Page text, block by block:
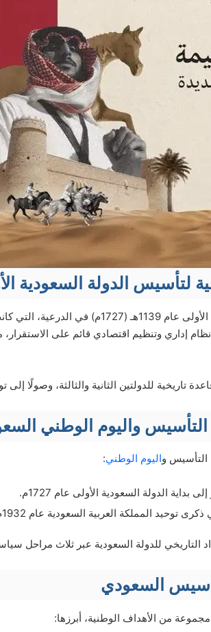
لتأسيس الدولة السعودية
سياسيًا واقتصاديًا مهمًا في نجد.
إداري وتنظيم اقتصادي قائم على
للدولتين الثانية والثالثة، وصولًا إلى توحيد
التأسيس واليوم الوطني
التأسيس واليوم الوطني:
الدولة السعودية الأولى عام 1727م.
المملكة العربية السعودية عام 1932م على يد الملك عبدالعزيز.
التاريخي للدولة السعودية عبر ثلاث مراحل
السعودي
من الأهداف الوطنية، أبرزها: